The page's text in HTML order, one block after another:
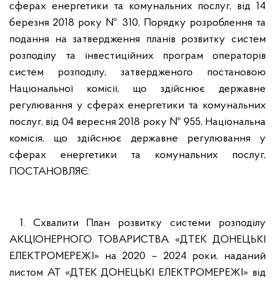
сферах енергетики та комунальних послуг, від 14
березня 2018 року № 310, Порядку розроблення та
подання на затвердження планів розвитку систем
розподілу та інвестиційних програм операторів
систем розподілу, затвердженого постановою
Національної комісії, що здійснює державне
регулювання у сферах енергетики та комунальних
послуг, від 04 вересня 2018 року № 955, Національна
комісія, що здійснює державне регулювання у
сферах енергетики та комунальних послуг,
ПОСТАНОВЛЯЄ:
1. Схвалити План розвитку системи розподілу
АКЦІОНЕРНОГО ТОВАРИСТВА «ДТЕК ДОНЕЦЬКІ
ЕЛЕКТРОМЕРЕЖІ» на 2020 – 2024 роки, наданий
листом АТ «ДТЕК ДОНЕЦЬКІ ЕЛЕКТРОМЕРЕЖІ» від